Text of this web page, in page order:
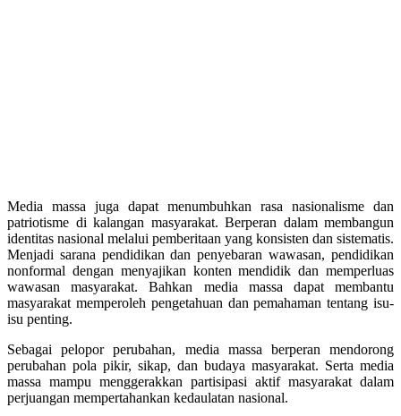
Media massa juga dapat menumbuhkan rasa nasionalisme dan
patriotisme di kalangan masyarakat. Berperan dalam membangun
identitas nasional melalui pemberitaan yang konsisten dan sistematis.
Menjadi sarana pendidikan dan penyebaran wawasan, pendidikan
nonformal dengan menyajikan konten mendidik dan memperluas
wawasan masyarakat. Bahkan media massa dapat membantu
masyarakat memperoleh pengetahuan dan pemahaman tentang isu-
isu penting.
Sebagai pelopor perubahan, media massa berperan mendorong
perubahan pola pikir, sikap, dan budaya masyarakat. Serta media
massa mampu menggerakkan partisipasi aktif masyarakat dalam
perjuangan mempertahankan kedaulatan nasional.